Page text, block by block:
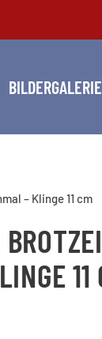
BILDERGALERIE
– Klinge 11 cm
11